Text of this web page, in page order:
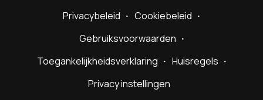
Privacybeleid
Cookiebeleid
Gebruiksvoorwaarden
Toegankelijkheidsverklaring
Huisregels
Privacy instellingen